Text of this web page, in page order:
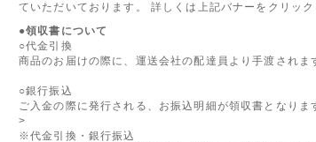
ていただいております。 詳しくは上記バナーをクリック
●領収書について
○代金引換
商品のお届けの際に、運送会社の配達員より手渡されま
○銀行振込
ご入金の際に発行される、お振込明細が領収書となりま
>
※代金引換・銀行振込